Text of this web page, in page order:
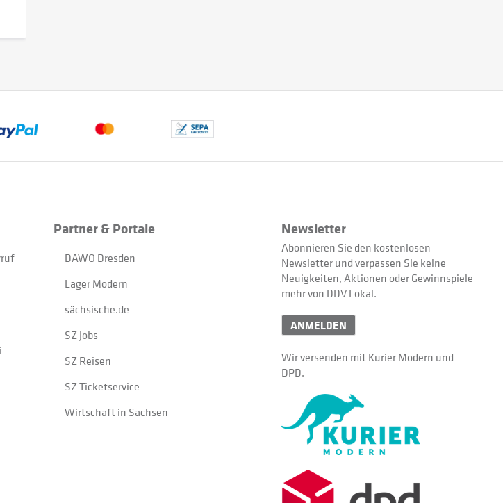
Partner & Portale
DAWO Dresden
Lager Modern
sächsische.de
SZ Jobs
SZ Reisen
SZ Ticketservice
Wirtschaft in Sachsen
Newsletter
Abonnieren Sie den kostenlosen
Newsletter und verpassen Sie keine
Neuigkeiten, Aktionen oder Gewinnspiele
mehr von DDV Lokal.
ANMELDEN
Wir versenden mit Kurier Modern und
DPD.